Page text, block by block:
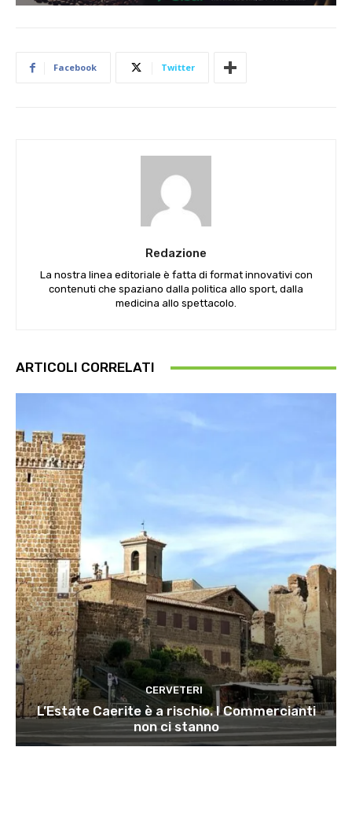
Facebook Twitter
Redazione
La nostra linea editoriale è fatta di format innovativi con
contenuti che spaziano dalla politica allo sport, dalla
medicina allo spettacolo.
ARTICOLI CORRELATI
CERVETERI
L’Estate Caerite è a rischio. I Commercianti
non ci stanno